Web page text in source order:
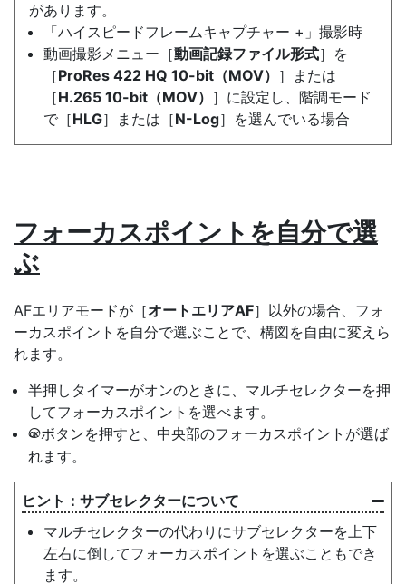
があります。
「ハイスピードフレームキャプチャー +」撮影時
動画撮影メニュー［動画記録ファイル形式］を
［ProRes 422 HQ 10-bit（MOV） ］または
［H.265 10-bit（MOV） ］に設定し、階調モード
で［HLG］または［N-Log］を選んでいる場合
フォーカスポイント を自分で選
ぶ
AFエリアモードが［オートエリアAF］以外の場合、フォ
ーカスポイントを自分で選ぶことで、構図を自由に変えら
れます。
半押しタイマーがオンのときに、マルチセレクターを押
してフォーカスポイントを選べます。
Jボタンを押すと、中央部のフォーカスポイントが選ば
れます。
サブセレクターについて
マルチセレクターの代わりにサブセレクターを上下
左右に倒してフォーカスポイントを選ぶこともでき
ます。